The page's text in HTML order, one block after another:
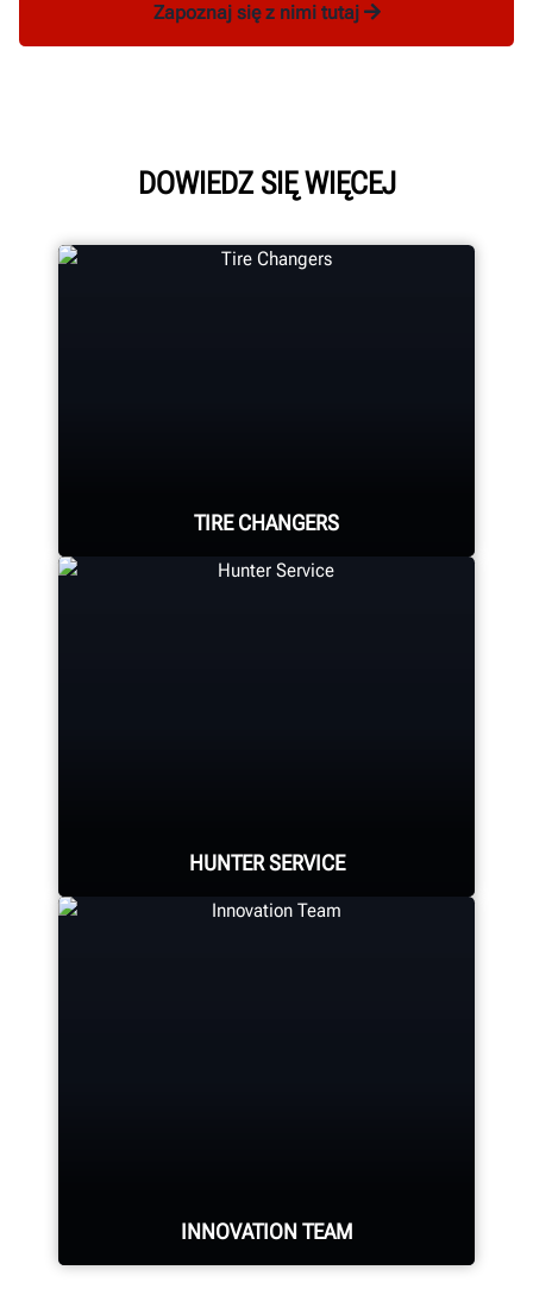
Zapoznaj się z nimi tutaj
DOWIEDZ SIĘ WIĘCEJ
TIRE CHANGERS
HUNTER SERVICE
INNOVATION TEAM